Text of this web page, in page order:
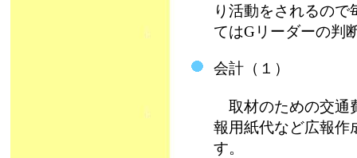
り活動をされるの
てはGリーダーの判
会計（１）
取材のための交通
報用紙代など広報作
す。